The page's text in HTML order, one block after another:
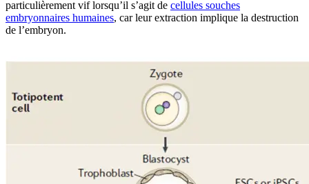
particulièrement vif lorsqu’il s’agit de cellules souches
embryonnaires humaines, car leur extraction implique la destruction
de l’embryon.